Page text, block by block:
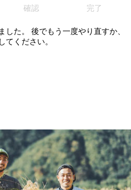
確認
完了
した。 後でもう一度やり直すか、
てください。